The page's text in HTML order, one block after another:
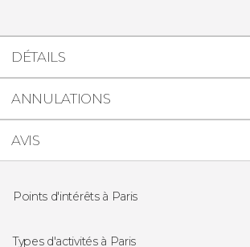
DÉTAILS
ANNULATIONS
AVIS
Points d'intérêts à Paris
Musée du Louvre
Types d'activités à Paris